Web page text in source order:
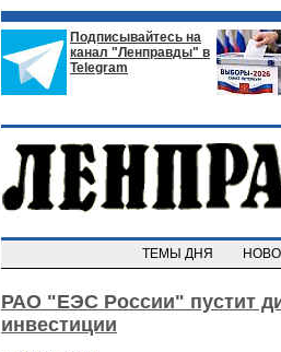
Подписывайтесь на
канал "Ленправды" в
Telegram
ТЕМЫ ДНЯ
РАО "ЕЭС России" пустит
инвестиции